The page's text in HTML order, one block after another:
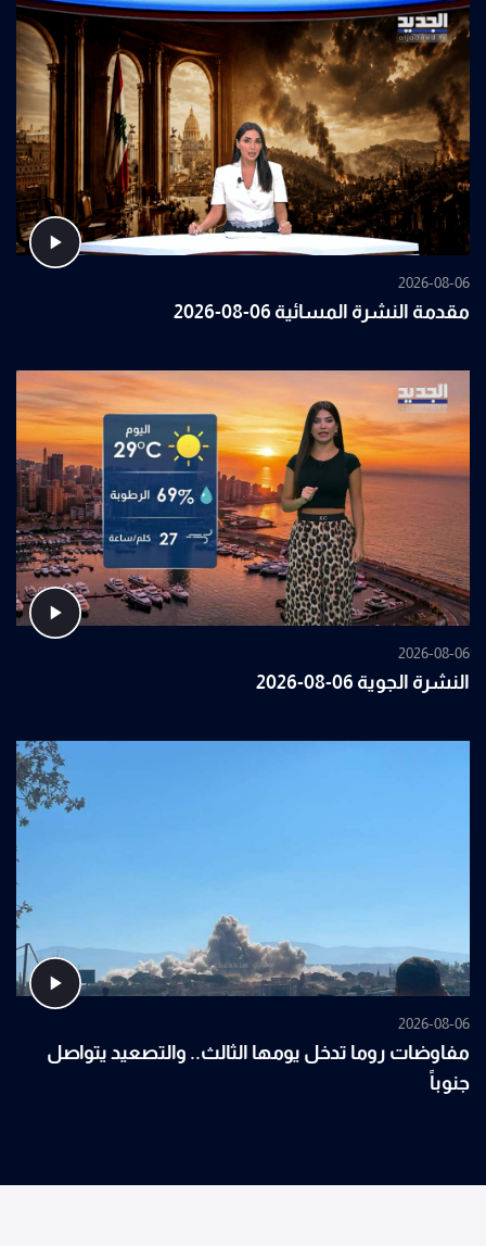
2026-08-06
مقدمة النشرة المسائية 06-08-2026
2026-08-06
النشرة الجوية 06-08-2026
2026-08-06
مفاوضات روما تدخل يومها الثالث.. والتصعيد يتواصل
جنوباً